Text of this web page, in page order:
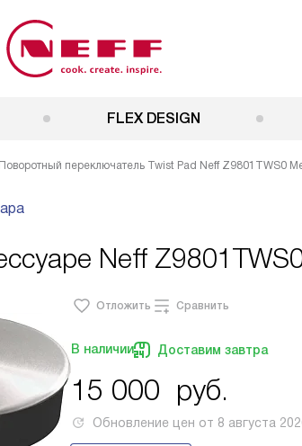
FLEX DESIGN
Поворотный переключатель Twist Pad Neff Z9801TWS0
Neff
Отложить Сравнить
В наличии Доставим завтра
15 000 руб.
Обновление цен от 8 августа